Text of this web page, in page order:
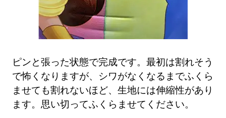
ピンと張った状態で完成です。最初は割れそう
で怖くなりますが、シワがなくなるまでふくら
ませても割れないほど、生地には伸縮性があり
ます。思い切ってふくらませてください。